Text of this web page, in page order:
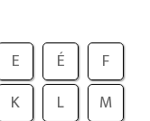
E É
F
K L
M